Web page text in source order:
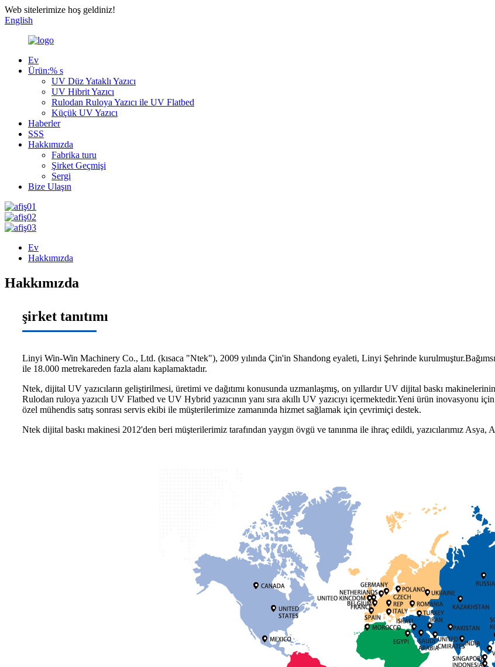
Web sitelerimize hoş geldiniz!
English
Ev
Ürün:% s
UV Düz Yataklı Yazıcı
UV Hibrit Yazıcı
Rulodan Ruloya Yazıcı ile UV Flatbed
Küçük UV Yazıcı
Haberler
SSS
Hakkımızda
Fabrika turu
Şirket Geçmişi
Sergi
Bize Ulaşın
Ev
Hakkımızda
Hakkımızda
şirket tanıtımı
Linyi Win-Win Machinery Co., Ltd. (kısaca "Ntek"), 2009 yılında Çin'in Shandong eyaleti, Linyi Şehrinde
ile 18.000 metrekareden fazla alanı kaplamaktadır.
Ntek, dijital UV yazıcıların geliştirilmesi, üretimi ve dağıtımı konusunda uzmanlaşmış, on yıllardır UV dijital baskı
Rulodan ruloya yazıcılı UV Flatbed ve UV Hybrid yazıcının yanı sıra akıllı UV yazıcıyı içermektedir.Yeni ürün inovasyonu
özel mühendis satış sonrası servis ekibi ile müşterilerimize zamanında hizmet sağlamak için çevrimiçi destek.
Ntek dijital baskı makinesi 2012'den beri müşterilerimiz tarafından yaygın övgü ve tanınma ile ihraç edildi, yazıcılarımız